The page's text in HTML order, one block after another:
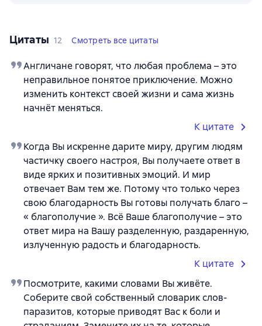
Цитаты 12 Смотреть все цитаты
Англичане говорят, что любая проблема – это
неправильное понятое приключение. Можно
изменить контекст своей жизни и сама жизнь
начнёт меняться.
К цитате
Когда Вы искренне дарите миру, другим людям
частичку своего настроя, Вы получаете ответ в
виде ярких и позитивных эмоций. И мир
отвечает Вам тем же. Потому что только через
свою благодарность Вы готовы получать благо –
« благополучие ». Всё Ваше благополучие – это
ответ мира на Вашу разделенную, раздаренную,
излученную радость и благодарность.
К цитате
Посмотрите, какими словами Вы живёте.
Соберите свой собственный словарик слов-
паразитов, которые приводят Вас к боли и